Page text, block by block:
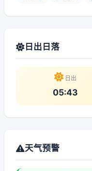
日出日落
日出
05:43
天气预警